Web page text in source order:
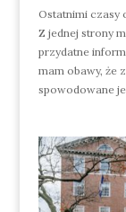
Ostatnimi czasy
Z jednej strony
przydatne
mam obawy, że
spowodowane